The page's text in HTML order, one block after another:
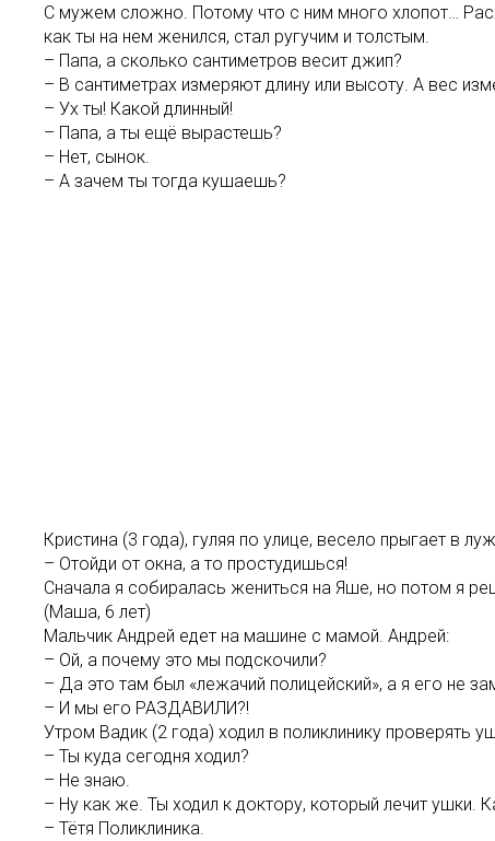
С мужем сложно. Потому что с ним много хлопот…
как ты на нем женился, стал ругучим и толстым.
– Папа, а сколько сантиметров весит джип?
– В сантиметрах измеряют длину или высоту. А вес
– Ух ты! Какой длинный!
– Папа, а ты ещё вырастешь?
– Нет, сынок.
– А зачем ты тогда кушаешь?
Кристина (3 года), гуляя по улице, весело прыгает в
– Отойди от окна, а то простудишься!
Сначала я собиралась жениться на Яше, но потом я
(Маша, 6 лет)
Мальчик Андрей едет на машине с мамой. Андрей:
– Ой, а почему это мы подскочили?
– Да это там был «лежачий полицейский», а я его не
– И мы его РАЗДАВИЛИ?!
Утром Вадик (2 года) ходил в поликлинику проверять
– Ты куда сегодня ходил?
– Не знаю.
– Ну как же. Ты ходил к доктору, который лечит ушки.
– Тётя Поликлиника.